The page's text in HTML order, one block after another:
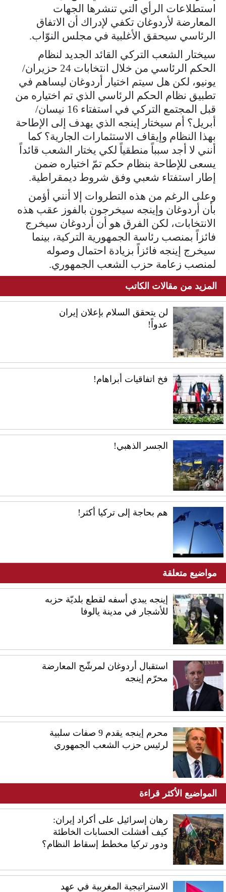
استطلاعات الرأي التي تنشرها الجهات
المعارضة لأردوغان تكفي لإدراك أن الاتفاق
الرئاسي سيحقق الأغلبية في مجلس النوّاب.
سيختار الشعب التركي القائد الجديد لنظام
الحكم الرئاسي من خلال انتخابات 24 حزيران/
يونيو، لكن هل سيتم اختيار أردوغان ليساهم في
تطبيق نظام الحكم الرئاسي الذي تم اختياره من
قبل المجتمع التركي في استفتاء 16 نيسان/
أبريل؟ أم سيختار إينجه الذي يهدف إلى الإطاحة
بهذا النظام وإيقاف الاستثمارات الجارية؟ كما
أنني لا أجد سبباً منطقياً لكي يختار الشعب قائداً
يسعى للإطاحة بنظام حكم تمّ اختياره ضمن
إطار استفتاء شعبي وفق شروط ديمقراطية.
وعلى الرغم من هذه التطروات إلا أنني أؤمن
بأن أردوغان وإينجه سيخرجون بالفوز عقب هذه
الانتخابات، لكن الفرق هو أن أردوغان سيخرج
فائزاً بمنصب رئاسة الجمهورية التركية، بينما
سيخرج إينجه فائزاً بزيادة احتمال وصوله
لمنصب زعامة حزب الشعب الجمهوري.
المزيد من مقالات الكاتب
لن يتحقق السلام بإعلان إيران
عدواً!
فخ اتفاقيات أبراهام!
الجسر الذهبي!
هم بحاجة إلى تركيا أكثر!
مواضيع متعلقة
إينجه يبدي أسفه لقطع بلديّة حزبه
للأشجار في مدينة يالوفا
استقبال أردوغان لمرشّح المعارضة
محرّم إينجه
محرم إينجه يقدم 9 صفات سلبية
لرئيس حزب الشعب الجمهوري
المواضيع الأكثر قراءة
رهان إسرائيل على أكراد إيران:
كيف أفشلت الحسابات الخاطئة
ودور تركيا مخطط إسقاط النظام؟
الاستراتيجية المغربية في عهد